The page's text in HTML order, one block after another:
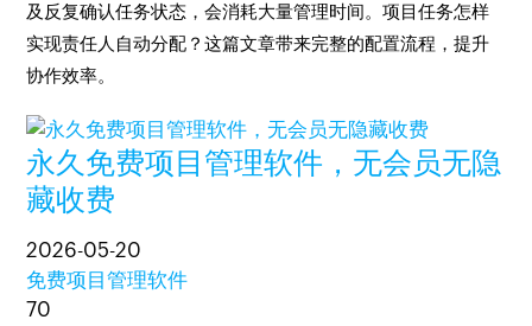
及反复确认任务状态，会消耗大量管理时间。项目任务怎样
实现责任人自动分配？这篇文章带来完整的配置流程，提升
协作效率。
永久免费项目管理软件，无会员无隐
藏收费
2026-05-20
免费项目管理软件
70